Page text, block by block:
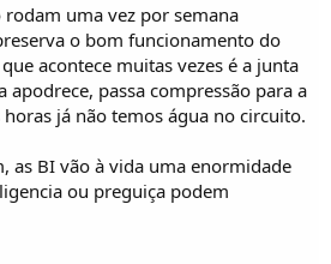
uma vez por semana
o bom funcionamento do
acontece muitas vezes é a junta
apodrece, passa compressão para a
já não temos água no circuito.
as BI vão à vida uma enormidade
ou preguiça podem